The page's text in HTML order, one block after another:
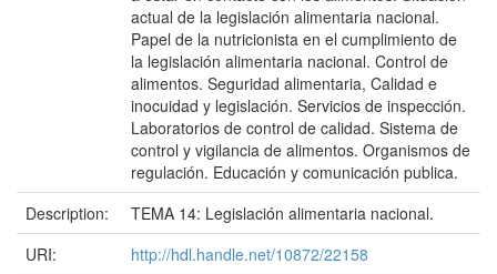
actual de la legislación alimentaria nacional.
Papel de la nutricionista en el cumplimiento de
la legislación alimentaria nacional. Control de
alimentos. Seguridad alimentaria, Calidad e
inocuidad y legislación. Servicios de inspección.
Laboratorios de control de calidad. Sistema de
control y vigilancia de alimentos. Organismos de
regulación. Educación y comunicación publica.
Description:
TEMA 14: Legislación alimentaria nacional.
URI:
http://hdl.handle.net/10872/22158